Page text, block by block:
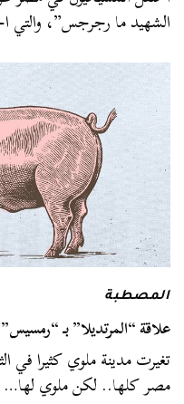
الشهيد ما رجرجس”، والتي
المصطبة
علاقة “المرتديلا” بـ
تغيرت مدينة ملوي كثيرا في
مصر كلها.. لكن ملوي لها…